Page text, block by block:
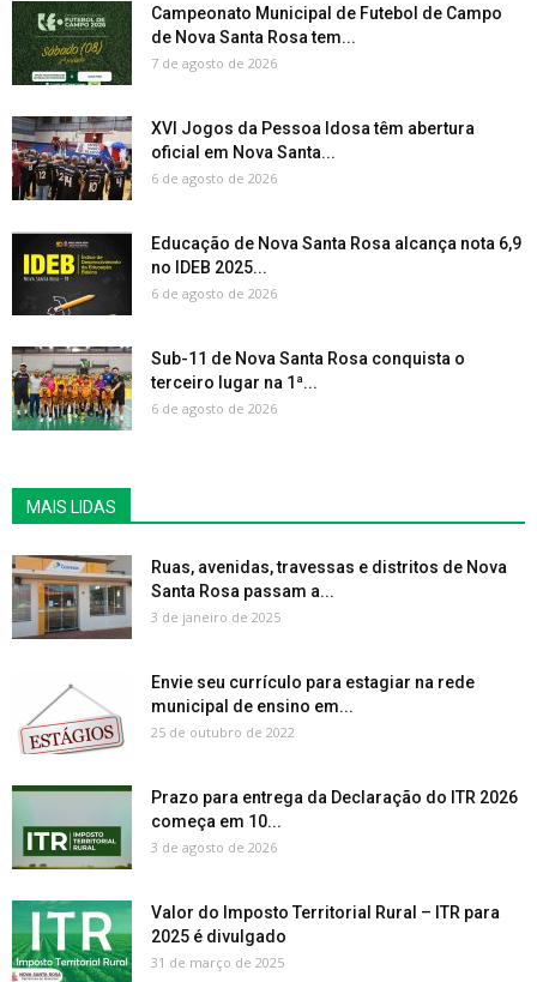
Campeonato Municipal de Futebol de Campo
de Nova Santa Rosa tem...
7 de agosto de 2026
XVI Jogos da Pessoa Idosa têm abertura
oficial em Nova Santa...
6 de agosto de 2026
Educação de Nova Santa Rosa alcança nota 6,9
no IDEB 2025...
6 de agosto de 2026
Sub-11 de Nova Santa Rosa conquista o
terceiro lugar na 1ª...
6 de agosto de 2026
MAIS LIDAS
Ruas, avenidas, travessas e distritos de Nova
Santa Rosa passam a...
3 de janeiro de 2025
Envie seu currículo para estagiar na rede
municipal de ensino em...
25 de outubro de 2022
Prazo para entrega da Declaração do ITR 2026
começa em 10...
3 de agosto de 2026
Valor do Imposto Territorial Rural – ITR para
2025 é divulgado
31 de março de 2025